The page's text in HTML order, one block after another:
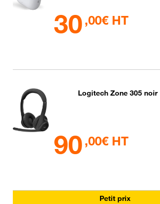
30 ,00€ HT
Logitech Zone 305 noir
90 ,00€ HT
Petit prix